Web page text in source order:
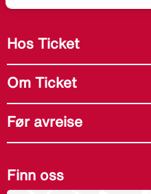
Hos Ticket
Om Ticket
Før avreise
Finn oss